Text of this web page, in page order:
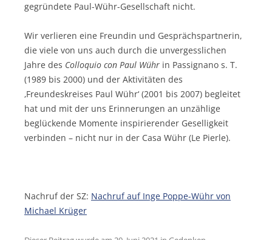
gegründete Paul-Wühr-Gesellschaft nicht.
Wir verlieren eine Freundin und Gesprächspartnerin,
die viele von uns auch durch die unvergesslichen
Jahre des Colloquio con Paul Wührin Passignano s. T.
(1989 bis 2000) und der Aktivitäten des
‚Freundeskreises Paul Wühr‘ (2001 bis 2007) begleitet
hat und mit der uns Erinnerungen an unzählige
beglückende Momente inspirierender Geselligkeit
verbinden – nicht nur in der Casa Wühr (Le Pierle).
Nachruf der SZ: Nachruf auf Inge Poppe-Wühr von
Michael Krüger